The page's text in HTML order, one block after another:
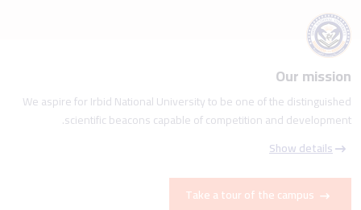
Our mission
We aspire for Irbid National University to be one of the distinguished
scientific beacons capable of competition and development.
Show details
Take a tour of the campus